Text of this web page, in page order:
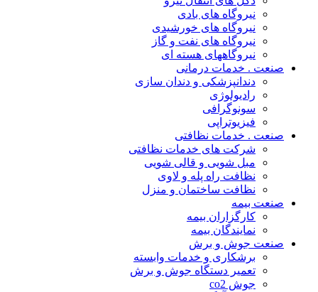
نیروگاه های بادی
نیروگاه های خورشیدی
نیروگاه های نفت و گاز
نیروگاههای هسته ای
صنعت . خدمات درمانی
دندانپزشکی و دندان سازی
رادیولوژی
سونوگرافی
فیزیوتراپی
صنعت . خدمات نظافتی
شرکت های خدمات نظافتی
مبل شویی و قالی شویی
نظافت راه پله و لاوی
نظافت ساختمان و منزل
صنعت بیمه
کارگزاران بیمه
نمایندگان بیمه
صنعت جوش و برش
برشکاری و خدمات وابسته
تعمیر دستگاه جوش و برش
جوش co2